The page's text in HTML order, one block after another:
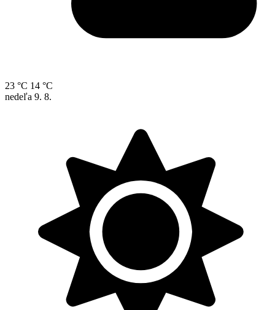
23 °C 14 °C
nedeľa 9. 8.